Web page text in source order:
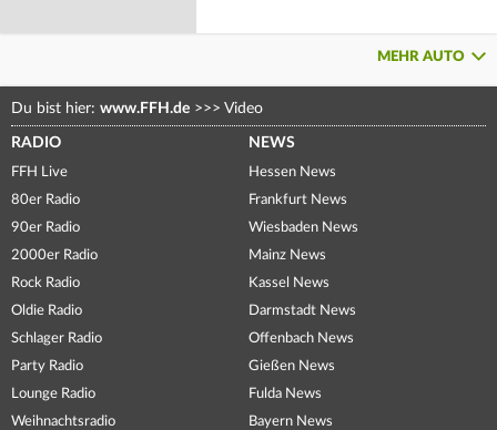
MEHR AUTO
Du bist hier: www.FFH.de >>> Video
RADIO
FFH Live
80er Radio
90er Radio
2000er Radio
Rock Radio
Oldie Radio
Schlager Radio
Party Radio
Lounge Radio
Weihnachtsradio
NEWS
Hessen News
Frankfurt News
Wiesbaden News
Mainz News
Kassel News
Darmstadt News
Offenbach News
Gießen News
Fulda News
Bayern News